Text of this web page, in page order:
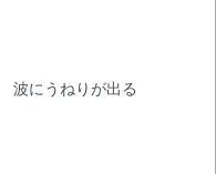
波にうねりが出る